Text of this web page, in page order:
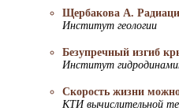
Щербакова А.
Институт геологии
Безупречный изгиб
Институт
Скорость жизни
КТИ вычислительной